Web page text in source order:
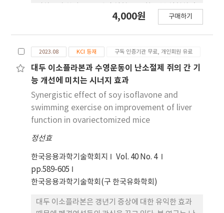
고, 저 대조도 분해능 평가영역 에서 syngo.via
MATLAB 을 통해 신호강도의 높이와 반치폭으로 공
간 분해능을 평가했다. 팬텀 실험을 기준으로 Matrix
352를 설정하여 30명의 환자 실험을 했다. 간 실질,
간 문맥, 내림 대동맥에서 대조대잡음비를 평가했고,
공간 분해능은 간 문맥, 내림 대동맥의 경계면을 평가
했다. 결과 분석은 이원배치 분산 분석으로 진행하고,
적 으로 p-value 0.05 미만으로 유의한 것으로 판단
했다. 팬텀 실험의 신호대잡음비와 대조대잡음비 결
과는 Matrix 416 이하에서 유의하였으며, 공간분해
능 결과는 고식적인 방법 Matrix 352 이하, 딥러닝 방
법 288 이하에서 평가할 수 없었 다. 환자 실험 결과는
신호대잡음비, 대조대잡음비, 공간분해능 모두 유의
4,000원 구매하기
2023.08 KCI 등재 구독 인증기관 무료, 개인회원 유료
대두 이소플라본과 수영운동이 난소절제 쥐의 간 기
능 개선에 미치는 시너지 효과
Synergistic effect of soy isoflavone and
swimming exercise on improvement of liver
function in ovariectomized mice
정선효
한국응용과학기술학회지
Vol. 40 No. 4
pp.589-605
한국응용과학기술학회(구 한국유화학회)
대두 이소플라본은 갱년기 증상에 대한 유익한 효과